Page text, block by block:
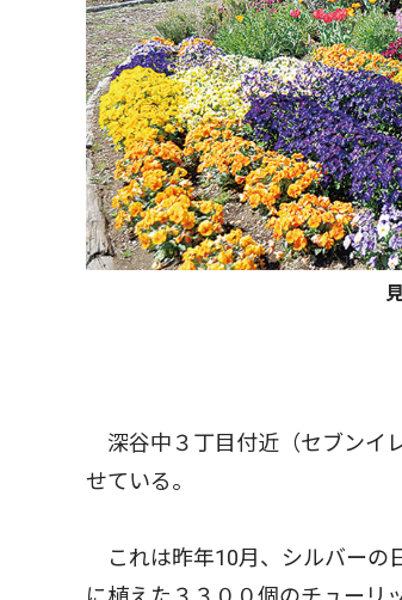
深谷中３丁目付近（セブンイ
せている。
これは昨年10月、シルバーの